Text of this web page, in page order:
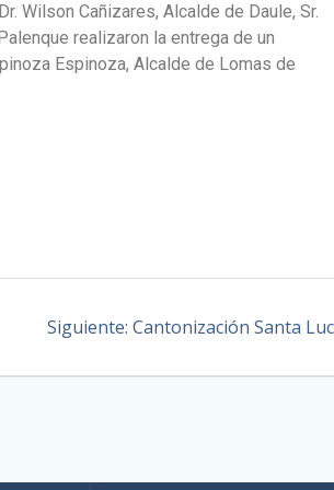
Wilson Cañizares, Alcalde de Daule, Sr.
realizaron la entrega de un
Espinoza, Alcalde de Lomas de
Siguiente: Cantonización Santa